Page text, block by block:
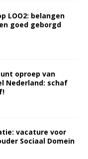
LOO2: belangen
goed geborgd
oproep van
Nederland: schaf
vacature voor
Sociaal Domein